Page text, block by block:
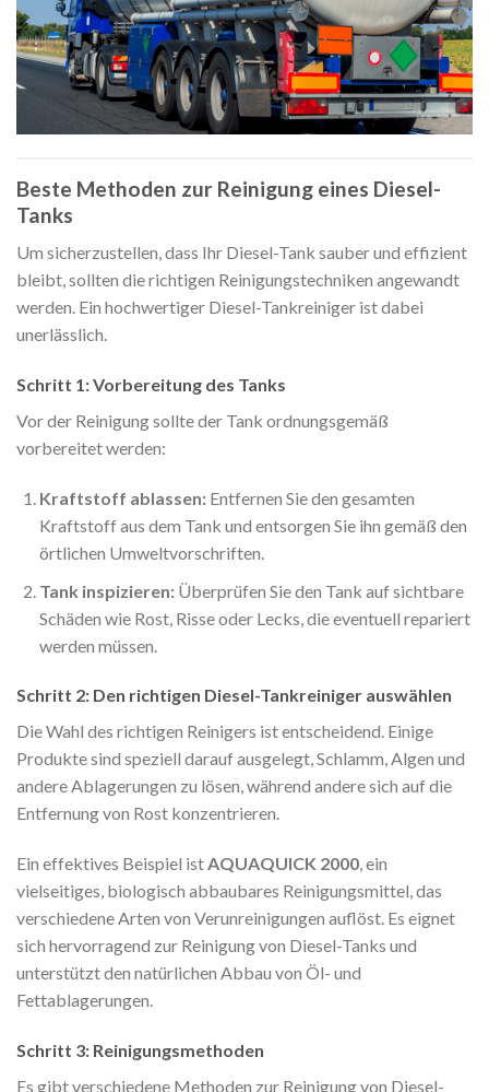
Beste Methoden zur Reinigung eines Diesel-
Tanks
Um sicherzustellen, dass Ihr Diesel-Tank sauber und effizient
bleibt, sollten die richtigen Reinigungstechniken angewandt
werden. Ein hochwertiger Diesel-Tankreiniger ist dabei
unerlässlich.
Schritt 1: Vorbereitung des Tanks
Vor der Reinigung sollte der Tank ordnungsgemäß
vorbereitet werden:
Kraftstoff ablassen:Entfernen Sie den gesamten
Kraftstoff aus dem Tank und entsorgen Sie ihn gemäß den
örtlichen Umweltvorschriften.
Tank inspizieren:Überprüfen Sie den Tank auf sichtbare
Schäden wie Rost, Risse oder Lecks, die eventuell repariert
werden müssen.
Schritt 2: Den richtigen Diesel-Tankreiniger auswählen
Die Wahl des richtigen Reinigers ist entscheidend. Einige
Produkte sind speziell darauf ausgelegt, Schlamm, Algen und
andere Ablagerungen zu lösen, während andere sich auf die
Entfernung von Rost konzentrieren.
Ein effektives Beispiel istAQUAQUICK 2000, ein
vielseitiges, biologisch abbaubares Reinigungsmittel, das
verschiedene Arten von Verunreinigungen auflöst. Es eignet
sich hervorragend zur Reinigung von Diesel-Tanks und
unterstützt den natürlichen Abbau von Öl- und
Fettablagerungen.
Schritt 3: Reinigungsmethoden
Es gibt verschiedene Methoden zur Reinigung von Diesel-